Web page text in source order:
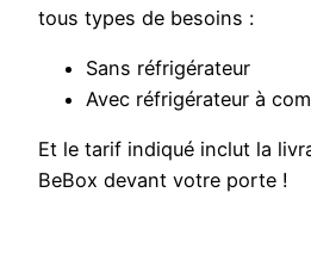
tous types de besoins :
Sans réfrigérateur
Avec réfrigérateur à
Et le tarif indiqué inclut la
BeBox devant votre porte !